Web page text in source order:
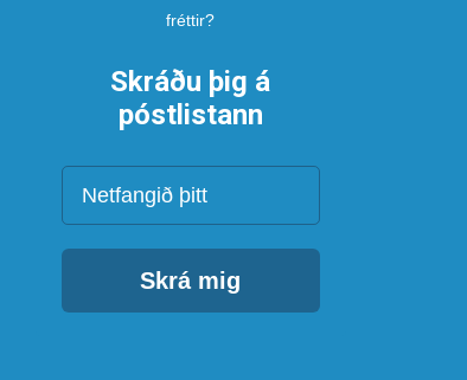
fréttir?
Skráðu þig á
póstlistann
Netfang
Skrá mig